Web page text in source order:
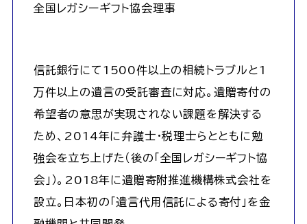
全国レガシーギフト協会理事
信託銀行にて1500件以上の相続トラブルと1
万件以上の遺言の受託審査に対応。遺贈寄付の
希望者の意思が実現されない課題を解決する
ため、2014年に弁護士・税理士らとともに勉
強会を立ち上げた（後の「全国レガシーギフト協
会」）。2018年に遺贈寄附推進機構株式会社を
設立。日本初の「遺言代用信託による寄付」を金